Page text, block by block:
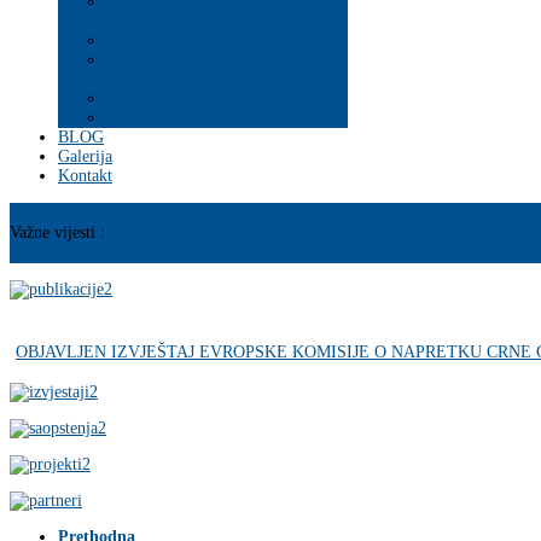
BLOG
Galerija
Kontakt
Važne vijesti :
OBJAVLJEN IZVJEŠTAJ EVROPSKE KOMISIJE O NAPRETKU CRNE
Prethodna